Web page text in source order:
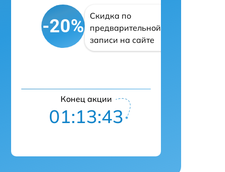
-20%
Скидка по
предварительной
записи на сайте
Конец акции
01:13:42